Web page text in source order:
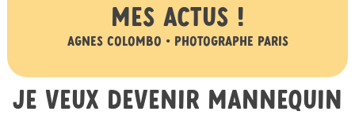
Mes actus !
Agnes Colombo • Photographe Paris
Je veux devenir mannequin